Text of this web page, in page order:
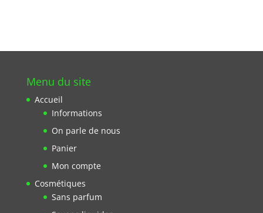
Menu du site
Accueil
Informations
On parle de nous
Panier
Mon compte
Cosmétiques
Sans parfum